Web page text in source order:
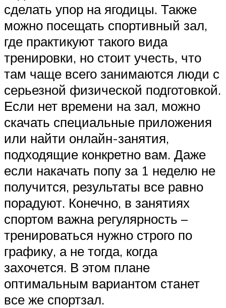
сделать упор на ягодицы. Также
можно посещать спортивный зал,
где практикуют такого вида
тренировки, но стоит учесть, что
там чаще всего занимаются люди с
серьезной физической подготовкой.
Если нет времени на зал, можно
скачать специальные приложения
или найти онлайн-занятия,
подходящие конкретно вам. Даже
если накачать попу за 1 неделю не
получится, результаты все равно
порадуют. Конечно, в занятиях
спортом важна регулярность –
тренироваться нужно строго по
графику, а не тогда, когда
захочется. В этом плане
оптимальным вариантом станет
все же спортзал.